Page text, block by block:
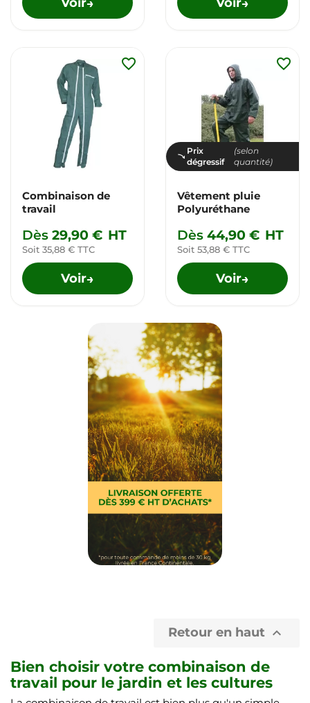
→ →
Combinaison de
travail
Dès 29,90 € HT
Soit 35,88 € TTC
Voir→
favorite_border
Prix
dégressif
(selon
quantité)
Vêtement pluie
Polyuréthane
Dès 44,90 € HT
Soit 53,88 € TTC
Voir→
favorite_border
Retour en haut 
Bien choisir votre combinaison de
travail pour le jardin et les cultures